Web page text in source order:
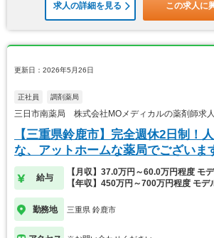
求人の詳細を見る この求人に
更新日：2026年5月26日
正社員 調剤薬局
三日市南薬局 株式会社MOメディカルの薬剤師求人
【三重県鈴鹿市】完全週休2日制！
な、アットホームな薬局でございま
給与
【月収】37.0万円～60.0万円程度 モ
【年収】450万円～700万円程度 モデ
勤務地 三重県 鈴鹿市